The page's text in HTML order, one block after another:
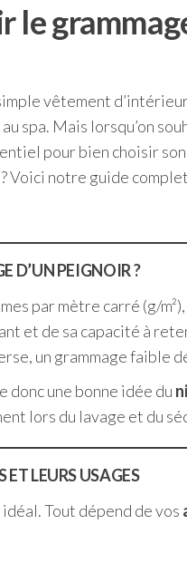
le
vêtement
au spa. Mais lorsqu’on
pour bien choisir
Voici notre guide
D’UN PEIGNOIR ?
par mètre carré (g/
et de sa capacité à
un grammage faible
donc une bonne idée du
lors du lavage et du
LEURS USAGES
idéal. Tout dépend de vos